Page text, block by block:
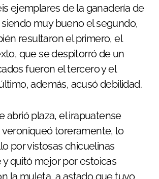
ejemplares de la ganadería de
siendo muy bueno el segundo,
resultaron el primero, el
que se despitorró de un
fueron el tercero y el
además, acusó debilidad.
abrió plaza, el irapuatense
veroniqueó toreramente, lo
por vistosas chicuelinas
quitó mejor por estoicas
la muleta, a astado que tuvo